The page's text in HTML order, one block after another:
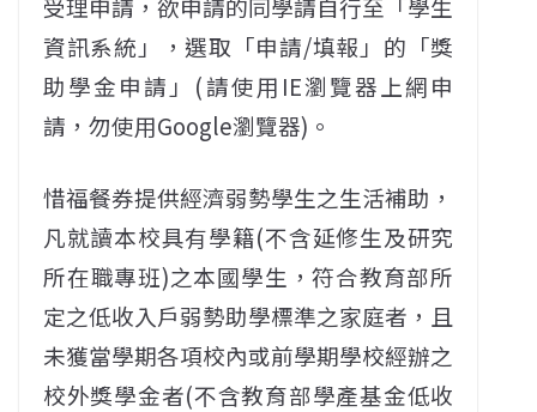
受理申請，欲申請的同學請自行至「學生
資訊系統」，選取「申請/填報」的「獎
助學金申請」(請使用IE瀏覽器上網申
請，勿使用Google瀏覽器)。
惜福餐券提供經濟弱勢學生之生活補助，
凡就讀本校具有學籍(不含延修生及研究
所在職專班)之本國學生，符合教育部所
定之低收入戶弱勢助學標準之家庭者，且
未獲當學期各項校內或前學期學校經辦之
校外獎學金者(不含教育部學產基金低收